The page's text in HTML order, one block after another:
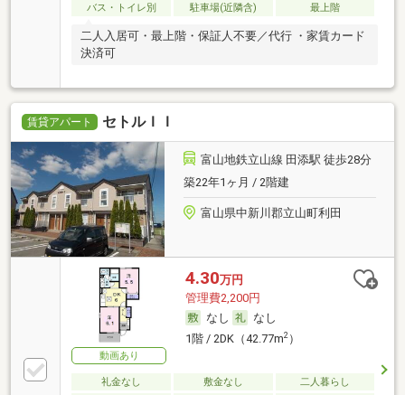
バス・トイレ別
駐車場(近隣含) 最上階
二人入居可・最上階・保証人不要／代行 ・家賃カード
決済可
賃貸アパート セトルＩＩ
富山地鉄立山線 田添駅 徒歩28分
築22年1ヶ月 / 2階建
富山県中新川郡立山町利田
動画あり
4.30万円
管理費2,200円
なし
なし
1階 / 2DK（42.77m2）
礼金なし 敷金なし
二人暮らし